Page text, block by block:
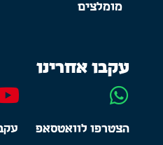
מומלצים
עקבו אחרינו
הצטרפו לוואטסאפ